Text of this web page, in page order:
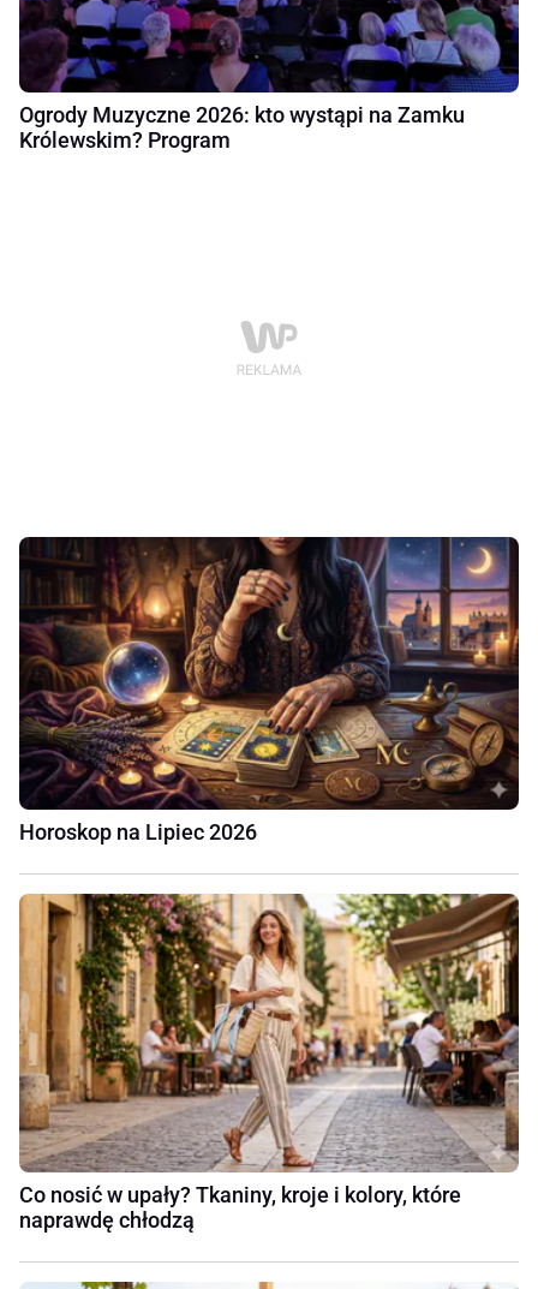
Ogrody Muzyczne 2026: kto wystąpi na Zamku
Królewskim? Program
Horoskop na Lipiec 2026
Co nosić w upały? Tkaniny, kroje i kolory, które
naprawdę chłodzą